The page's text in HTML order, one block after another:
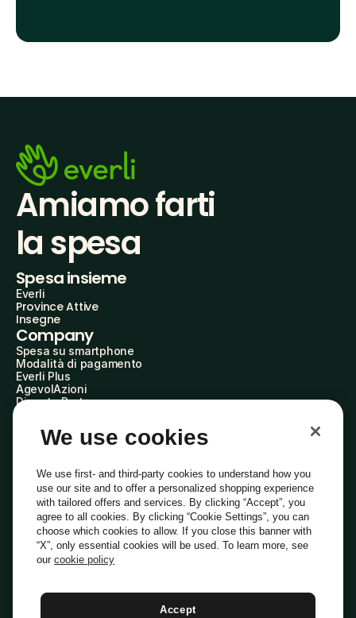
Amiamo farti
la spesa
Spesa insieme
Everli
Province Attive
Insegne
Company
Spesa su smartphone
Modalità di pagamento
Everli Plus
AgevolAzioni
Diventa Partner
Everli Shoppers
About Us
Everli News
Domande frequenti
Lavora con noi
Diventa Shopper
Investitori
PrivacyCookiePreferenze Cookie
Termini e CondizioniCodice Etico
Indirizzo PEC: everli@pec.it - indirizzo DPO: dpo@everli.com
Italiano
We use cookies
We use first- and third-party cookies to understand how you
use our site and to offer a personalized shopping experience
with tailored offers and services. By clicking “Accept”, you
agree to all cookies. By clicking “Cookie Settings”, you can
choose which cookies to allow. If you close this banner with
“X”, only essential cookies will be used. To learn more, see
our cookie policy
Accept